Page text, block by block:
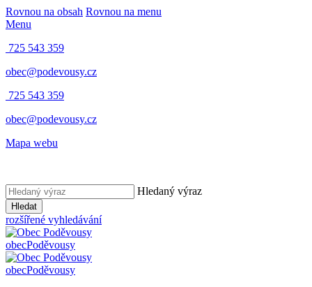
Rovnou na obsah Rovnou na menu
Menu
725 543 359
obec@podevousy.cz
725 543 359
obec@podevousy.cz
Mapa webu
Hledaný výraz
Hledat
rozšířené vyhledávání
obecPoděvousy
obecPoděvousy